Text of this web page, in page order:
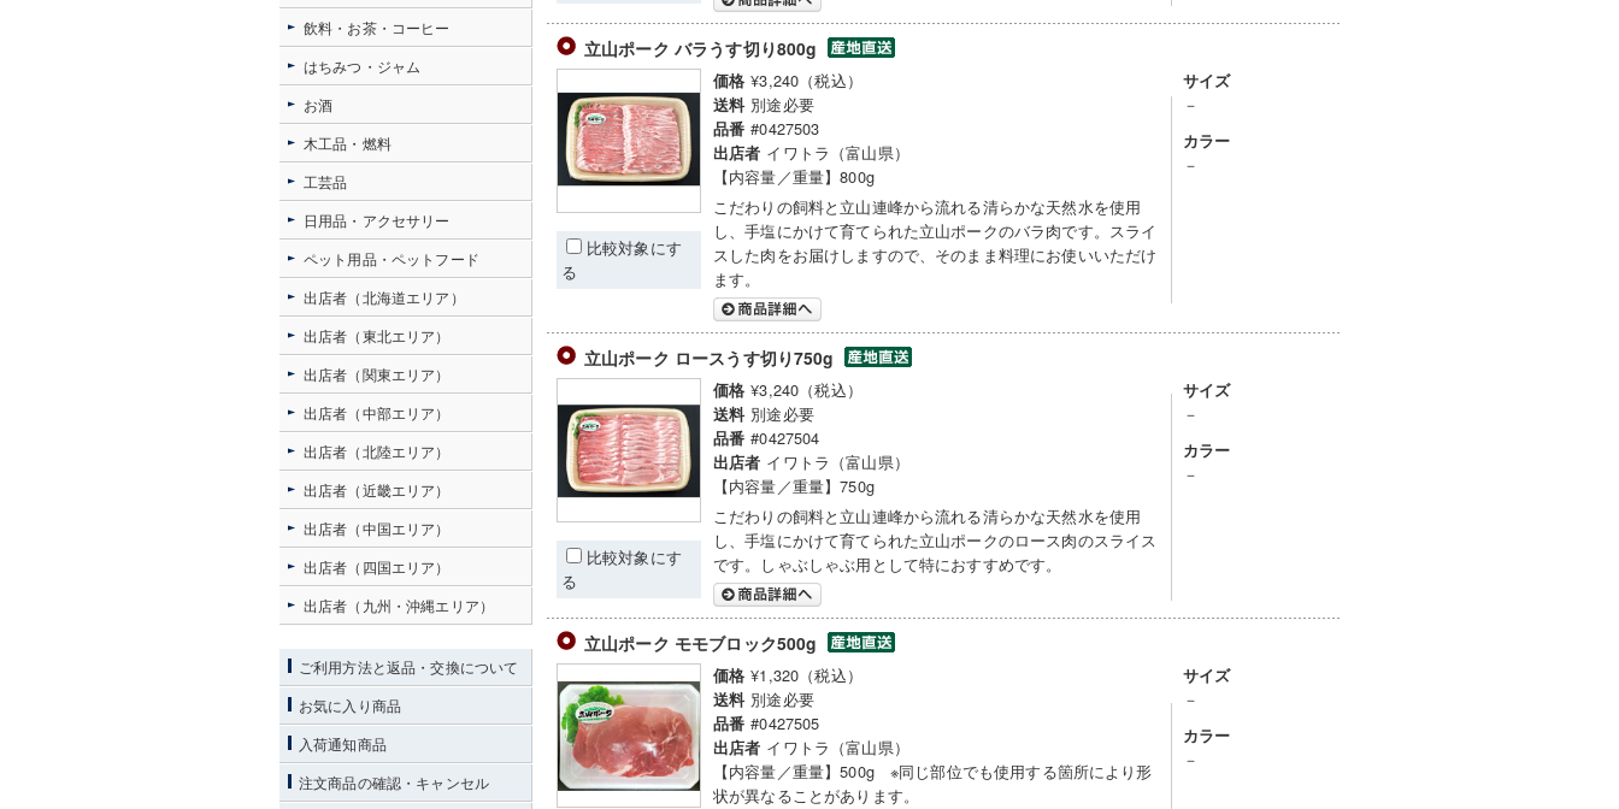
立山ポーク バラうす切り800g
比較対象にす
る
価格 ¥3,240（税込）
送料 別途必要
品番 #0427503
出店者 イワトラ（富山県）
【内容量／重量】800g
こだわりの飼料と立山連峰から流れる清らかな天然水を使用
し、手塩にかけて育てられた立山ポークのバラ肉です。スライ
スした肉をお届けしますので、そのまま料理にお使いいただけ
ます。
サイズ
－
カラー
－
立山ポーク ロースうす切り750g
比較対象にす
る
価格 ¥3,240（税込）
送料 別途必要
品番 #0427504
出店者 イワトラ（富山県）
【内容量／重量】750g
こだわりの飼料と立山連峰から流れる清らかな天然水を使用
し、手塩にかけて育てられた立山ポークのロース肉のスライス
です。しゃぶしゃぶ用として特におすすめです。
サイズ
－
カラー
－
立山ポーク モモブロック500g
価格 ¥1,320（税込）
送料 別途必要
品番 #0427505
出店者 イワトラ（富山県）
【内容量／重量】500g ※同じ部位でも使用する箇所により形
状が異なることがあります。
サイズ
－
カラー
－
飲料・お茶・コーヒー
はちみつ・ジャム
お酒
木工品・燃料
工芸品
日用品・アクセサリー
ペット用品・ペットフード
出店者（北海道エリア）
出店者（東北エリア）
出店者（関東エリア）
出店者（中部エリア）
出店者（北陸エリア）
出店者（近畿エリア）
出店者（中国エリア）
出店者（四国エリア）
出店者（九州・沖縄エリア）
ご利用方法と返品・交換について
お気に入り商品
入荷通知商品
注文商品の確認・キャンセル